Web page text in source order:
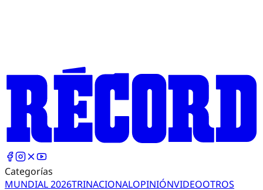
Categorías
MUNDIAL 2026TRINACIONALOPINIÓNVIDEOOTROS